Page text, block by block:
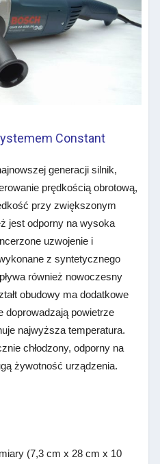
Constant
generacji silnik,
prędkością obrotową,
przy zwiększonym
jest odporny na wysoka
uzwojenie i
z syntetycznego
również nowoczesny
obudowy ma dodatkowe
doprowadzają powietrze
najwyższa temperatura.
chłodzony, odporny na
żywotność urządzenia.
(7,3 cm x 28 cm x 10